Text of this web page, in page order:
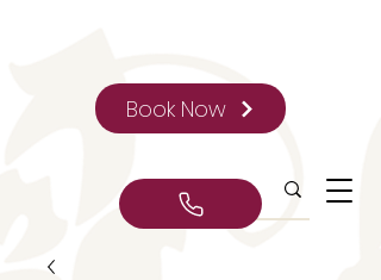
Book Now